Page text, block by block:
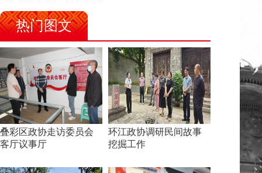
热门图文
叠彩区政协走访委员会
客厅议事厅
环江政协调研民间故事
挖掘工作